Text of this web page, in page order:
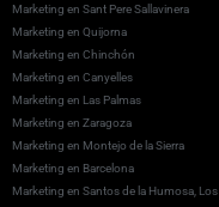
Marketing en Sant Pere Sallavinera
Marketing en Quijorna
Marketing en Chinchón
Marketing en Canyelles
Marketing en Las Palmas
Marketing en Zaragoza
Marketing en Montejo de la Sierra
Marketing en Barcelona
Marketing en Santos de la Humosa, Los